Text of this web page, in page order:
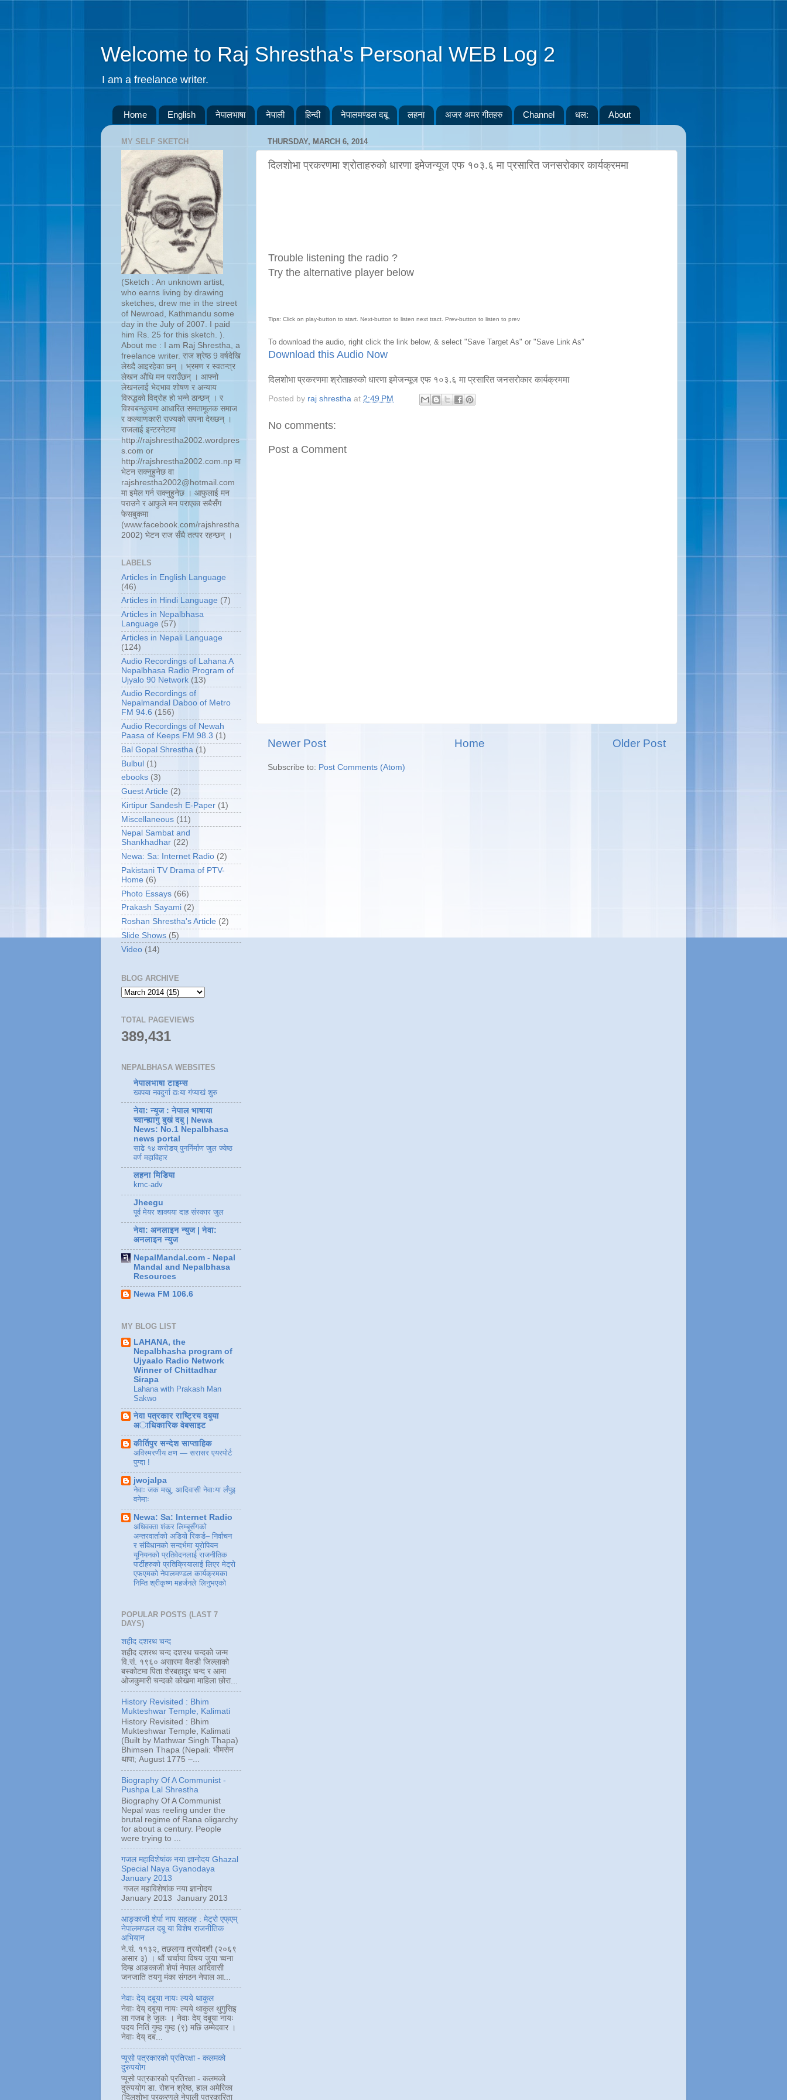
Welcome to Raj Shrestha's Personal WEB Log 2
I am a freelance writer.
Home English नेपालभाषा नेपाली हिन्दी नेपालमण्डल दबू लहना अजर अमर गीतहरु Channel धल: About
THURSDAY, MARCH 6, 2014
दिलशोभा प्रकरणमा श्रोताहरुको धारणा इमेजन्यूज एफ १०३.६ मा प्रसारित जनसरोकार कार्यक्रममा
Trouble listening the radio ?
Try the alternative player below
Tips: Click on play-button to start. Next-button to listen next tract. Prev-button to listen to prev
To download the audio, right click the link below, & select "Save Target As" or "Save Link As"
Download this Audio Now
दिलशोभा प्रकरणमा श्रोताहरुको धारणा इमेजन्यूज एफ १०३.६ मा प्रसारित जनसरोकार कार्यक्रममा
Posted by raj shrestha at 2:49 PM
No comments:
Post a Comment
Newer Post Older Post
Home
Subscribe to: Post Comments (Atom)
MY SELF SKETCH
(Sketch : An unknown artist,
who earns living by drawing
sketches, drew me in the street
of Newroad, Kathmandu some
day in the July of 2007. I paid
him Rs. 25 for this sketch. ).
About me : I am Raj Shrestha, a
freelance writer. राज श्रेष्ठ 9 वर्षदेखि
लेख्दै आइरहेका छन् । भ्रमण र स्वतन्त्र
लेखन औधि मन पराउँछन् । आफ्नो
लेखनलाई भेदभाव शोषण र अन्याय
विरुद्धको विद्रोह हो भन्ने ठान्छन् । र
विश्वबन्धुत्वमा आधारित समतामूलक समाज
र कल्याणकारी राज्यको सपना देख्छन् ।
राजलाई इन्टरनेटमा
http://rajshrestha2002.wordpres
s.com or
http://rajshrestha2002.com.np मा
भेटन सक्नुहुनेछ वा
rajshrestha2002@hotmail.com
मा इमेल गर्न सक्नुहुनेछ । आफुलाई मन
पराउने र आफुले मन पराएका सबैसँग
फेसबुकमा
(www.facebook.com/rajshrestha
2002) भेटन राज सँधै तत्पर रहन्छन् ।
LABELS
Articles in English Language
(46)
Articles in Hindi Language (7)
Articles in Nepalbhasa
Language (57)
Articles in Nepali Language
(124)
Audio Recordings of Lahana A
Nepalbhasa Radio Program of
Ujyalo 90 Network (13)
Audio Recordings of
Nepalmandal Daboo of Metro
FM 94.6 (156)
Audio Recordings of Newah
Paasa of Keeps FM 98.3 (1)
Bal Gopal Shrestha (1)
Bulbul (1)
ebooks (3)
Guest Article (2)
Kirtipur Sandesh E-Paper (1)
Miscellaneous (11)
Nepal Sambat and
Shankhadhar (22)
Newa: Sa: Internet Radio (2)
Pakistani TV Drama of PTV-
Home (6)
Photo Essays (66)
Prakash Sayami (2)
Roshan Shrestha's Article (2)
Slide Shows (5)
Video (14)
BLOG ARCHIVE
TOTAL PAGEVIEWS
389,431
NEPALBHASA WEBSITES
नेपालभाषा टाइम्स
ख्वपया नवदुर्गा द्यःया गंप्याखं शुरु
नेवा: न्यूज : नेपाल भाषाया
च्वान्ह्यागु बुखं दबु | Newa
News: No.1 Nepalbhasa
news portal
साढे १४ करोडय् पुनर्निर्माण जुल ज्येष्ठ
वर्ण महाविहार
लहना मिडिया
kmc-adv
Jheegu
पूर्व मेयर शाक्यया दाह संस्कार जुल
नेवा: अनलाइन न्युज | नेवा:
अनलाइन न्युज
NepalMandal.com - Nepal
Mandal and Nepalbhasa
Resources
Newa FM 106.6
MY BLOG LIST
LAHANA, the
Nepalbhasha program of
Ujyaalo Radio Network
Winner of Chittadhar
Sirapa
Lahana with Prakash Man
Sakwo
नेवा पत्रकार राष्ट्रिय दबूया
अाधिकारिक वेबसाइट
कीर्तिपुर सन्देश साप्ताहिक
अविस्मरणीय क्षण — सरासर एयरपोर्ट
पुग्दा !
jwojalpa
नेवाः जक मखु, आदिवासी नेवाःया लँपुइ
वनेमाः
Newa: Sa: Internet Radio
अधिवक्ता शंकर लिम्बूसँगको
अन्तरवार्ताको अडियो रिकर्ड– निर्वाचन
र संविधानको सन्दर्भमा यूरोपियन
यूनियनको प्रतिवेदनलाई राजनीतिक
पार्टीहरुको प्रतिक्रियालाई लिएर मेट्रो
एफएमको नेपालमण्डल कार्यक्रमका
निम्ति श्रीकृष्ण महर्जनले लिनुभएको
POPULAR POSTS (LAST 7
DAYS)
शहीद दशरथ चन्द
शहीद दशरथ चन्द दशरथ चन्दको जन्म
वि.सं. १९६० असारमा बैतडी जिल्लाको
बस्कोटमा पिता शेरबहादुर चन्द र आमा
ओजकुमारी चन्दको कोखमा माहिला छोरा...
History Revisited : Bhim
Mukteshwar Temple, Kalimati
History Revisited : Bhim
Mukteshwar Temple, Kalimati
(Built by Mathwar Singh Thapa)
Bhimsen Thapa (Nepali: भीमसेन
थापा; August 1775 –...
Biography Of A Communist -
Pushpa Lal Shrestha
Biography Of A Communist
Nepal was reeling under the
brutal regime of Rana oligarchy
for about a century. People
were trying to ...
गजल महाविशेषांक नया ज्ञानोदय Ghazal
Special Naya Gyanodaya
January 2013
गजल महाविशेषांक नया ज्ञानोदय
January 2013 January 2013
आङ्काजी शेर्पा नाप सहलह : मेट्रो एफ्एम्
नेपालमण्डल दबू या विशेष राजनीतिक
अभियान
ने.सं. ११३२, तछलागा त्रयोदशी (२०६९
असार ३) । थौं चर्चाया विषय जुया च्वना
दिम्ह आङकाजी शेर्पा नेपाल आदिवासी
जनजाति तयगु मंका संगठन नेपाल आ...
नेवाः देय् दबूया नायः ल्यये थाकुल
नेवाः देय् दबूया नायः ल्यये थाकुल थुगुसिइ
ला गजब हे जुलः । नेवाः देय् दबूया नायः
पदय नितिं गुम्ह गुम्ह (९) मछिं उम्मेदवार ।
नेवाः देय् दब...
प्यूसो पत्रकारको प्रतिरक्षा - कलमको
दुरुपयोग
प्यूसो पत्रकारको प्रतिरक्षा - कलमको
दुरुपयोग डा. रोशन श्रेष्ठ, हाल अमेरिका
(दिलशोभा प्रकरणले नेपाली पत्रकारिता